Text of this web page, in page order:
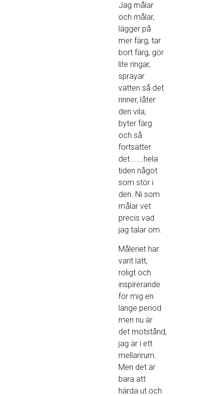
Jag målar
och målar,
lägger på
mer färg, tar
bort färg, gör
lite ringar,
sprayar
vatten så det
rinner, låter
den vila,
byter färg
och så
fortsätter
det……..hela
tiden något
som stör i
den. Ni som
målar vet
precis vad
jag talar om.
Måleriet har
varit lätt,
roligt och
inspirerande
för mig en
länge period
men nu är
det motstånd,
jag är i ett
mellanrum.
Men det är
bara att
härda ut och